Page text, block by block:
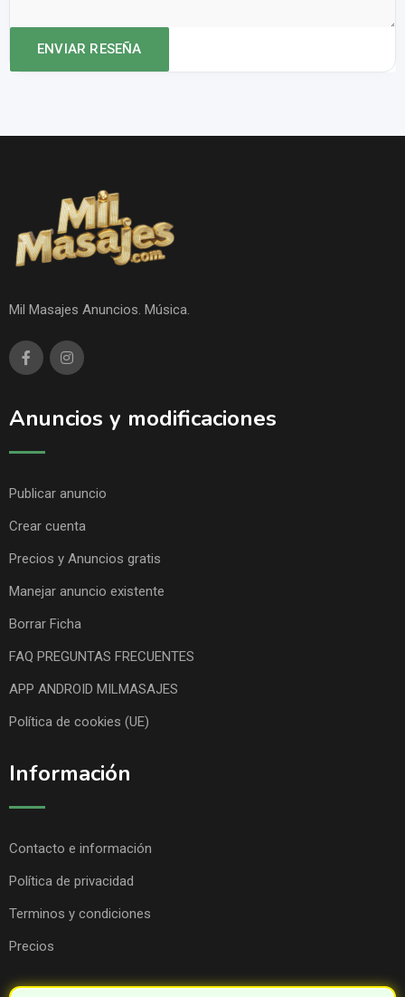
Mil Masajes Anuncios. Música.
Anuncios y modificaciones
Publicar anuncio
Crear cuenta
Precios y Anuncios gratis
Manejar anuncio existente
Borrar Ficha
FAQ PREGUNTAS FRECUENTES
APP ANDROID MILMASAJES
Política de cookies (UE)
Información
Contacto e información
Política de privacidad
Terminos y condiciones
Precios